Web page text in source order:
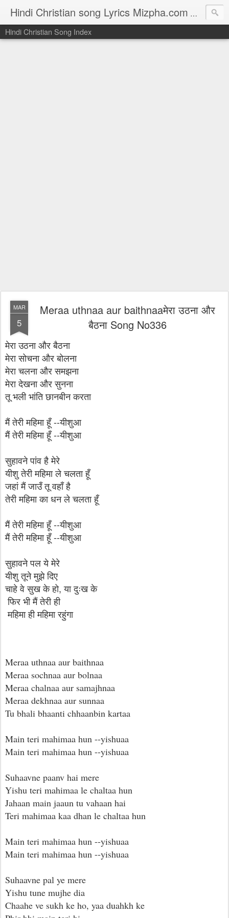
Hindi Christian song Lyrics Mizpha.com Hindi
Hindi Christian Song Index
MAR
5
Meraa uthnaa aur baithnaaमेरा उठना और
बैठना Song No336
मेरा उठना और बैठना
मेरा सोचना और बोलना
मेरा चलना और समझना
मेरा देखना और सुनना
तू भली भांति छानबीन करता
मैं तेरी महिमा हूँ --यीशुआ
मैं तेरी महिमा हूँ --यीशुआ
सुहावने पांव है मेरे
यीशु तेरी महिमा ले चलता हूँ
जहां मैं जाउँ तू वहाँ है
तेरी महिमा का धन ले चलता हूँ
मैं तेरी महिमा हूँ --यीशुआ
मैं तेरी महिमा हूँ --यीशुआ
सुहावने पल ये मेरे
यीशु तूने मुझे दिए
चाहे वे सुख के हो, या दुःख के
फिर भी मैं तेरी ही
महिमा ही महिमा रहुंगा
Meraa uthnaa aur baithnaa
Meraa sochnaa aur bolnaa
Meraa chalnaa aur samajhnaa
Meraa dekhnaa aur sunnaa
Tu bhali bhaanti chhaanbin kartaa
Main teri mahimaa hun --yishuaa
Main teri mahimaa hun --yishuaa
Suhaavne paanv hai mere
Yishu teri mahimaa le chaltaa hun
Jahaan main jaaun tu vahaan hai
Teri mahimaa kaa dhan le chaltaa hun
Main teri mahimaa hun --yishuaa
Main teri mahimaa hun --yishuaa
Suhaavne pal ye mere
Yishu tune mujhe dia
Chaahe ve sukh ke ho, yaa duahkh ke